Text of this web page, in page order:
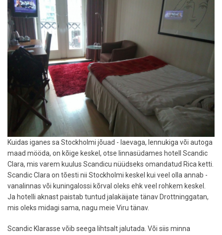
Kuidas iganes sa Stockholmi jõuad - laevaga, lennukiga või autoga
maad mööda, on kõige keskel, otse linnasüdames hotell Scandic
Clara, mis varem kuulus Scandicu nüüdseks omandatud Rica ketti.
Scandic Clara on tõesti nii Stockholmi keskel kui veel olla annab -
vanalinnas või kuningalossi kõrval oleks ehk veel rohkem keskel.
Ja hotelli aknast paistab tuntud jalakäijate tänav Drottninggatan,
mis oleks midagi sama, nagu meie Viru tänav.
Scandic Klarasse võib seega lihtsalt jalutada. Või siis minna